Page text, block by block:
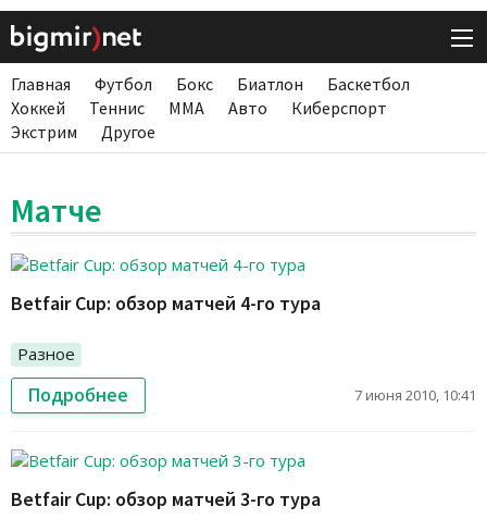
Главная Футбол Бокс Биатлон
Баскетбол
Хоккей
Теннис ММА Авто
Киберспорт
Экстрим
Другое
Матче
Betfair Cup: обзор матчей 4-го тура
Разное
Подробнее 7 июня 2010, 10:41
Betfair Cup: обзор матчей 3-го тура